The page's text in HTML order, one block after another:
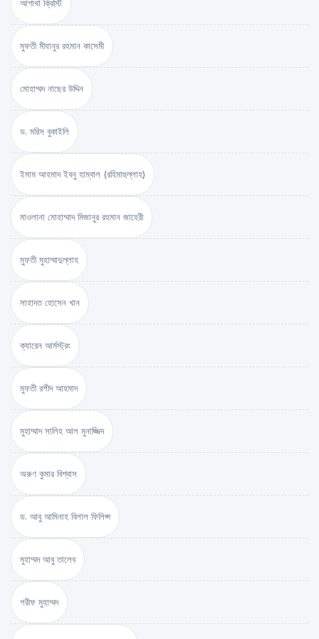
আগাথা ক্রিস্টি
মুফতী মীযানুর রহমান কাসেমী
মোহাম্মদ নাছের উদ্দিন
ড. মরিস বুকাইলি
ইমাম আহমাদ ইবনু হাম্বাল (রহিমাহুল্লাহ)
মাওলানা মোহাম্মাদ মিজানুর রহমান জাহেরী
মুফতী মুহাম্মাদুল্লাহ
সাহাদত হোসেন খান
ক্যারেন আর্মস্ট্রং
মুফতী রশীদ আহমাদ
মুহাম্মাদ সালিহ আল মুনাজ্জিদ
অরুণ কুমার বিশ্বাস
ড. আবু আমিনাহ বিলাল ফিলিপ্স
মুহাম্মদ আবু তালেব
শরীফ মুহাম্মদ